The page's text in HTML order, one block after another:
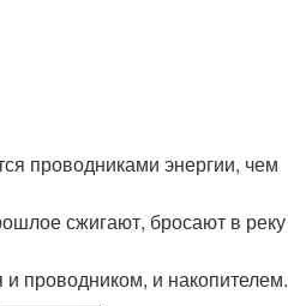
проводниками энергии, чем
сжигают, бросают в реку
проводником, и накопителем.